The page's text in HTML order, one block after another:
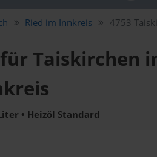
Ried im Innkreis 4753
Taiskirchen
• Heizöl Standard